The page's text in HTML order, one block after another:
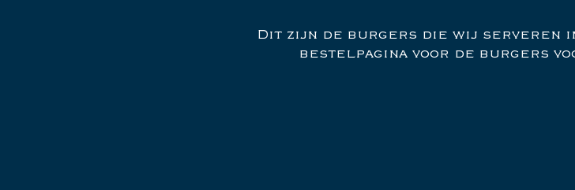
Dit zijn de burgers die wij serveren
bestelpagina voor de burgers